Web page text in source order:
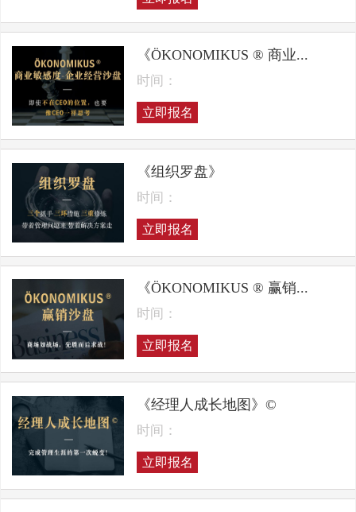
《ÖKONOMIKUS ® 商业...
时间：
立即报名
《组织罗盘》
时间：
立即报名
《ÖKONOMIKUS ® 赢销...
时间：
立即报名
《经理人成长地图》©
时间：
立即报名